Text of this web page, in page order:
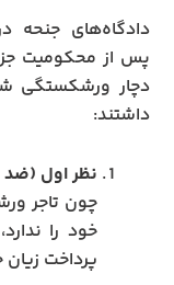
دادگاه‌های جنحه
پس از محکومیت
دچار ورشکستگی
داشتند:
نظر اول (ضد
چون تاجر
خود را
پرداخت